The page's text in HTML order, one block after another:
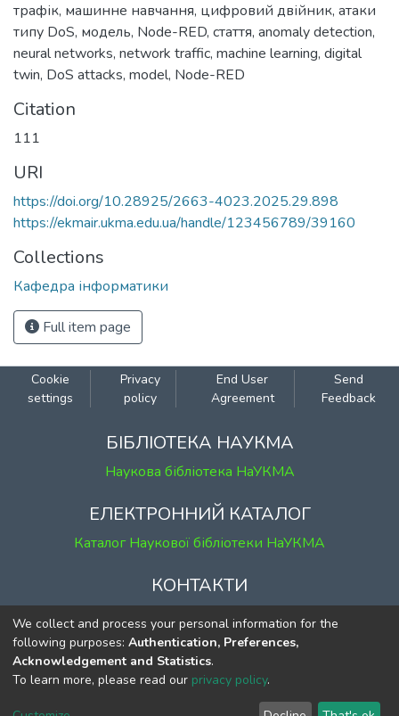
трафік, машинне навчання, цифровий двійник, атаки
типу DoS, модель, Node-RED, стаття, anomaly detection,
neural networks, network traffic, machine learning, digital
twin, DoS attacks, model, Node-RED
Citation
111
URI
https://doi.org/10.28925/2663-4023.2025.29.898
https://ekmair.ukma.edu.ua/handle/123456789/39160
Collections
Кафедра інформатики
Full item page
Cookie
settings
Privacy
policy
End User
Agreement
Send
Feedback
БІБЛІОТЕКА НАУКМА
Наукова бібліотека НаУКМА
ЕЛЕКТРОННИЙ КАТАЛОГ
Каталог Наукової бібліотеки НаУКМА
КОНТАКТИ
м. Київ, вул. Григорія Сковороди, 2
к. 1, к. 120
тел. (044) 463-69-31
ekmair@ukma.edu.ua
We collect and process your personal information for the
following purposes: Authentication, Preferences,
Acknowledgement and Statistics.
To learn more, please read our privacy policy.